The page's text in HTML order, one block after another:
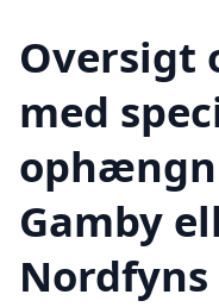
Oversigt
med
Gamby